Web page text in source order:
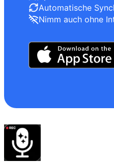
Automatische
Nimm auch ohne